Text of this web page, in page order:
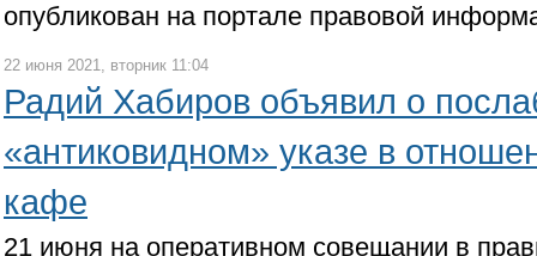
опубликован на портале правовой
22 июня 2021, вторник 11:04
Радий Хабиров объявил о
«антиковидном» указе в
кафе
21 июня на оперативном совещании в